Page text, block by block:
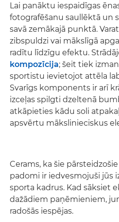
Lai panāktu iespaidīgas
fotografēšanu saullēktā un
savā zemākajā punktā.
zibspuldzi vai mākslīgā
radītu līdzīgu efektu.
kompozīcija; šeit tiek
sportistu ievietojot attēla
Svarīgs komponents ir arī
izceļas spilgti dzeltenā
atkāpieties kādu soli
apsvērtu mākslinieciskus
Cerams, ka šie
padomi ir iedvesmojuši jūs
sporta kadrus. Kad sāksiet
dažādiem paņēmieniem,
radošās iespējas.